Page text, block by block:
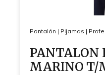
Pantalón | Pijamas |
PANTALON
MARINO T/